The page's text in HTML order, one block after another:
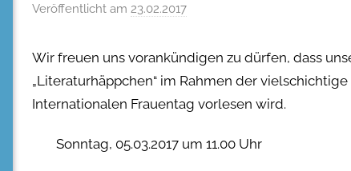
Veröffentlicht am 23.02.2017
Wir freuen uns vorankündigen zu dürfen, dass
„Literaturhäppchen“ im Rahmen der
Internationalen Frauentag vorlesen wird.
Sonntag, 05.03.2017 um 11.00 Uhr